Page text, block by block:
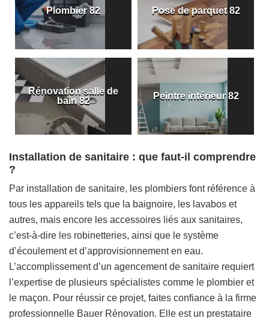
Plombier 82 Pose de parquet 82
Rénovation salle de
bain 82
Peintre intérieur 82
Installation de sanitaire : que faut-il comprendre
?
Par installation de sanitaire, les plombiers font référence à
tous les appareils tels que la baignoire, les lavabos et
autres, mais encore les accessoires liés aux sanitaires,
c’est-à-dire les robinetteries, ainsi que le système
d’écoulement et d’approvisionnement en eau.
L’accomplissement d’un agencement de sanitaire requiert
l’expertise de plusieurs spécialistes comme le plombier et
le maçon. Pour réussir ce projet, faites confiance à la firme
professionnelle Bauer Rénovation. Elle est un prestataire